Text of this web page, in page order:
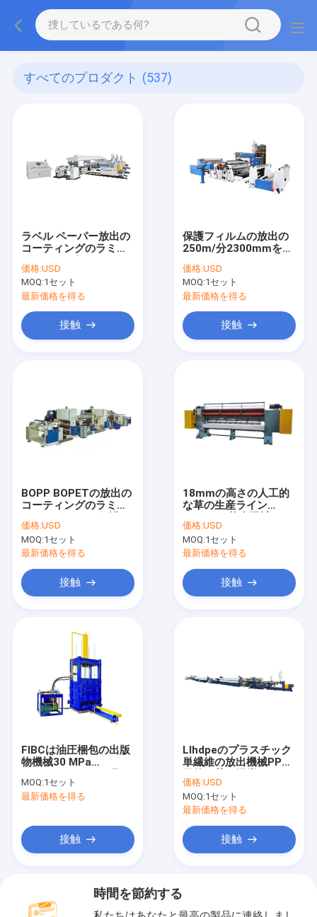
すべてのプロダクト (537)
ラベル ペーパー放出の
コーティングのラミネ
のはく離ライナー
価格:USD
MOQ:1セット
最新価格を得る
接触
保護フィルムの放出の
250m/分2300mmをプ
ングのラミネーション
ライン
価格:USD
MOQ:1セット
最新価格を得る
接触
BOPP BOPETの放出の
コーティングのラミネ
ィルムはプリコートし
た
価格:USD
MOQ:1セット
最新価格を得る
接触
18mmの高さの人工的
な草の生産ライン
価格:USD
MOQ:1セット
最新価格を得る
接触
FIBCは油圧梱包の出版
物機械30 MPa
入れる
MOQ:1セット
最新価格を得る
接触
Llhdpeのプラスチック
単繊維の放出機械PP人
価格:USD
MOQ:1セット
最新価格を得る
接触
時間を節約する